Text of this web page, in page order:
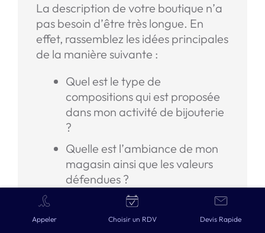
La description de votre boutique n’a
pas besoin d’être très longue. En
effet, rassemblez les idées principales
de la manière suivante :
Quel est le type de
compositions qui est proposée
dans mon activité de bijouterie
?
Quelle est l’ambiance de mon
magasin ainsi que les valeurs
défendues ?
Comment mes prix sont-ils
situés par rapport au marché ?
Devis gratuit en 2 min →
Appeler Choisir un RDV Devis Rapide